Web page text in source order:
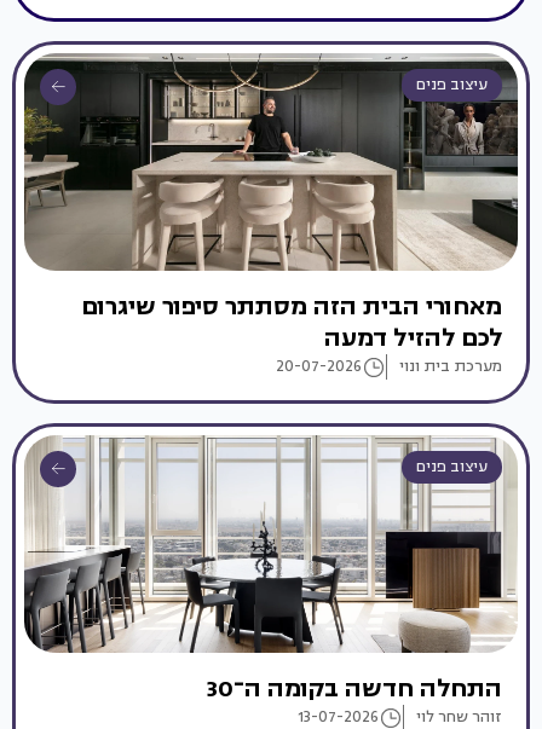
עיצוב פנים
מאחורי הבית הזה מסתתר סיפור שיגרום
לכם להזיל דמעה
מערכת בית ונוי 20-07-2026
עיצוב פנים
התחלה חדשה בקומה ה־30
זוהר שחר לוי 13-07-2026